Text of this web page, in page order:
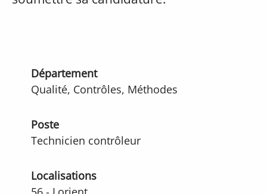
Département
Qualité, Contrôles, Méthodes
Poste
Technicien contrôleur
Localisations